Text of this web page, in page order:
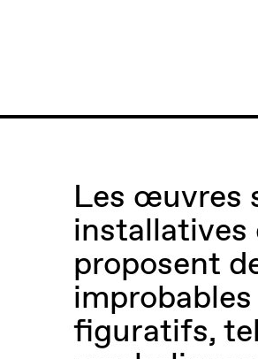
Les œuvres
installatives
proposent
figuratifs,